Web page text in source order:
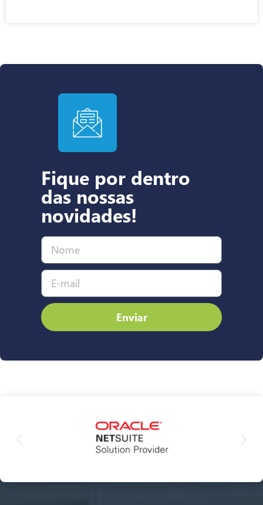
Fique por dentro
das nossas
novidades!
Enviar